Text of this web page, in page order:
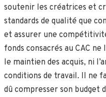
soutenir les créatrices et
standards de qualité que
et assurer une
fonds consacrés au CAC
le maintien des acquis, ni
conditions de travail. Il ne
dû compresser son budget